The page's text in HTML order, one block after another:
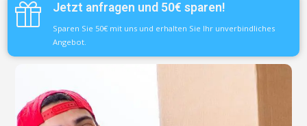
Jetzt anfragen und 50€ sparen!
Sparen Sie 50€ mit uns und erhalten Sie Ihr unverbindliches
Angebot.